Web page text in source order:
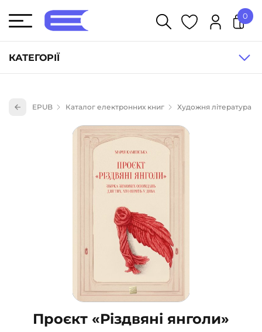
КАТЕГОРІЇ
Книги для дітей (836)
Книги для підлітків (240)
Науково-популярна література (1015)
Навчальна література та посібники (527)
Енциклопедії, довідники, словники (55)
Подарункові сертифікати (1)
0
EPUB Каталог електронних книг Художня література
Проєкт «Різдвяні янголи»